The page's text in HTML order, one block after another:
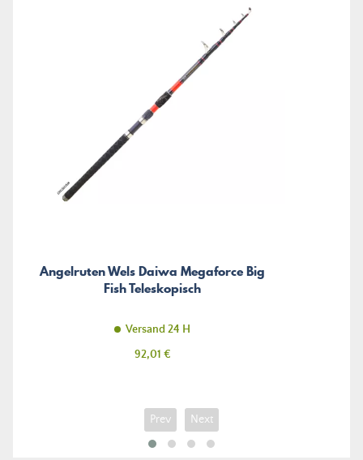
Angelruten Wels Daiwa Megaforce Big
Fish Teleskopisch
Versand 24 H
Preis
92,01 €
Prev Next